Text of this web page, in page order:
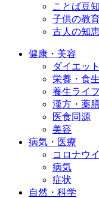
ことば豆
子供の教
古人の知
健康・美容
ダイエット
栄養・食
養生ライフ
漢方・薬
医食同源
美容
病気・医療
コロナウ
病気
症状
自然・科学